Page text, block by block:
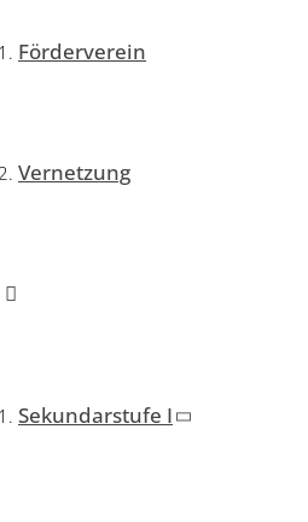
Förderverein
Vernetzung
Sekundarstufe I